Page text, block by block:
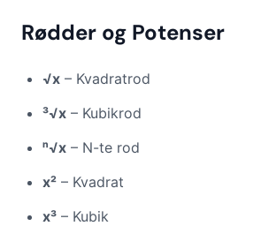
Rødder og Potenser
√x – Kvadratrod
³√x – Kubikrod
ⁿ√x – N-te rod
x² – Kvadrat
x³ – Kubik